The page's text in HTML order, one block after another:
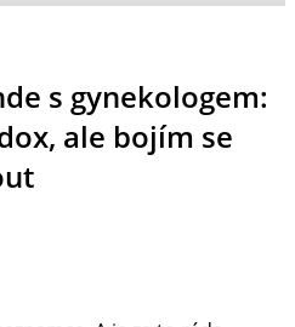
s gynekologem:
ale bojím se